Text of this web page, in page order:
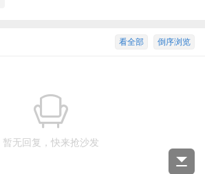
倒序浏览
看全部
暂无回复，快来抢沙发